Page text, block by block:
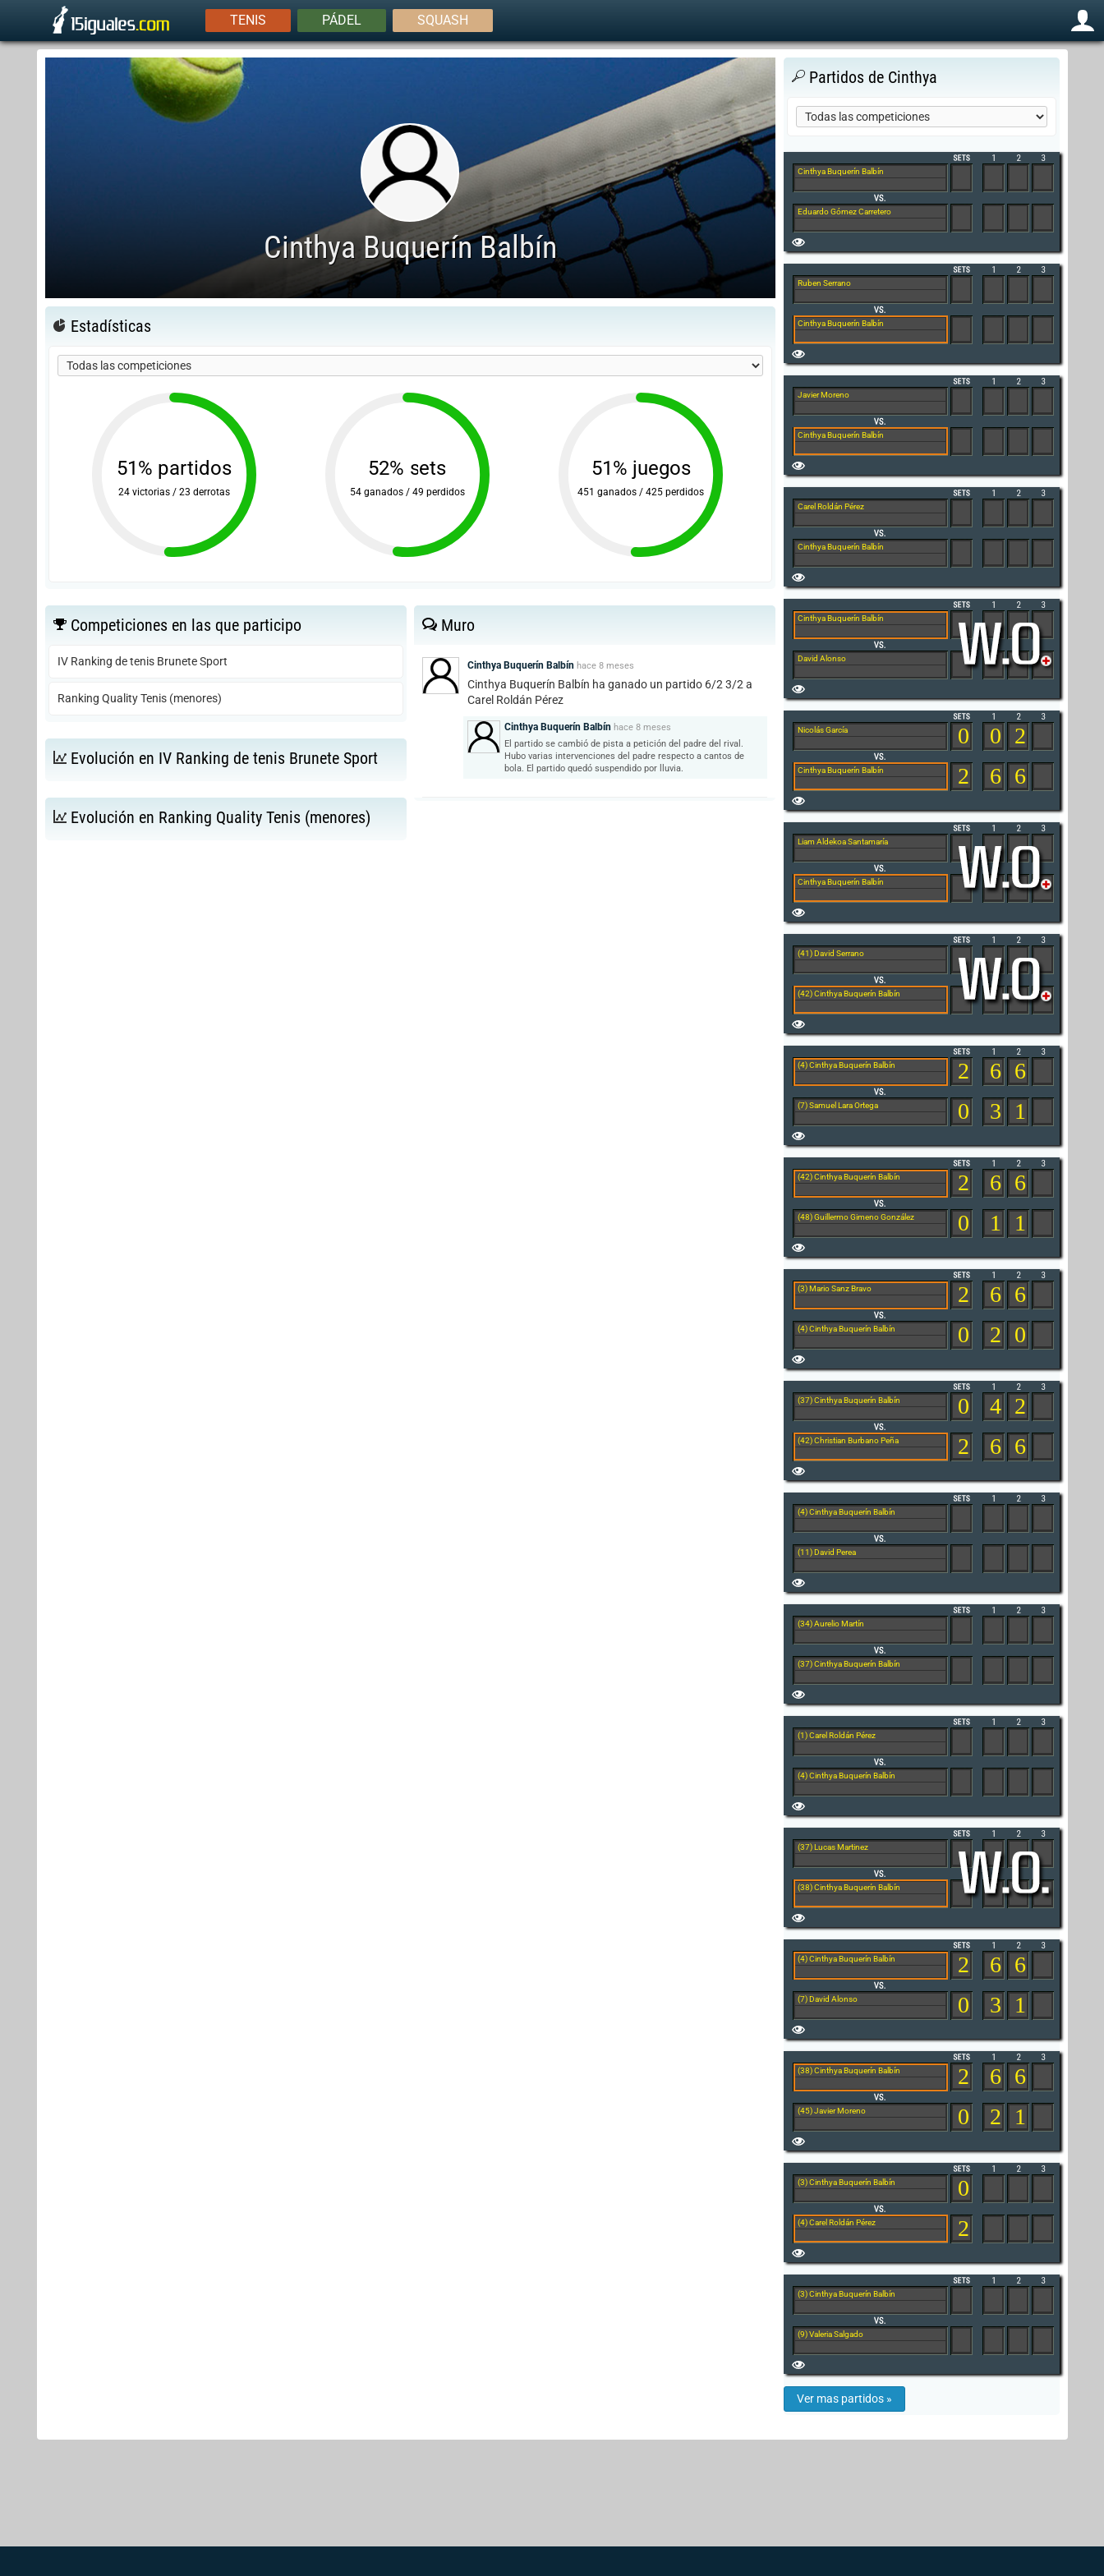
TENIS PÁDEL SQUASH
Cinthya Buquerín Balbín
Estadísticas
51% partidos
24 victorias / 23 derrotas
52% sets
54 ganados / 49 perdidos
51% juegos
451 ganados / 425 perdidos
Competiciones en las que participo
IV Ranking de tenis Brunete Sport
Ranking Quality Tenis (menores)
Evolución en IV Ranking de tenis Brunete Sport
Evolución en Ranking Quality Tenis (menores)
Muro
Cinthya Buquerín Balbín hace 8 meses
Cinthya Buquerín Balbín ha ganado un partido 6/2 3/2 a
Carel Roldán Pérez
Cinthya Buquerín Balbín hace 8 meses
El partido se cambió de pista a petición del padre del rival.
Hubo varias intervenciones del padre respecto a cantos de
bola. El partido quedó suspendido por lluvia.
Partidos de Cinthya
Cinthya Buquerín Balbín
Eduardo Gómez Carretero
Ruben Serrano
Cinthya Buquerín Balbín
Javier Moreno
Cinthya Buquerín Balbín
Carel Roldán Pérez
Cinthya Buquerín Balbín
Cinthya Buquerín Balbín
David Alonso
Nicolás García
Cinthya Buquerín Balbín
0
2
0 2
6 6
Liam Aldekoa Santamaría
Cinthya Buquerín Balbín
(41) David Serrano
(42) Cinthya Buquerín Balbín
(4) Cinthya Buquerín Balbín
(7) Samuel Lara Ortega
2
0
6 6
3
1
(42) Cinthya Buquerín Balbín
(48) Guillermo Gimeno González
2
0
6 6
1
1
(3) Mario Sanz Bravo
(4) Cinthya Buquerín Balbín
2
0
6 6
2 0
(37) Cinthya Buquerín Balbín
(42) Christian Burbano Peña
0
2
4 2
6 6
(4) Cinthya Buquerín Balbín
(11) David Perea
(34) Aurelio Martín
(37) Cinthya Buquerín Balbín
(1) Carel Roldán Pérez
(4) Cinthya Buquerín Balbín
(37) Lucas Martinez
(38) Cinthya Buquerín Balbín
(4) Cinthya Buquerín Balbín
(7) David Alonso
2
0
6 6
3
1
(38) Cinthya Buquerín Balbín
(45) Javier Moreno
2
0
6 6
2
1
(3) Cinthya Buquerín Balbín
(4) Carel Roldán Pérez
0
2
(3) Cinthya Buquerín Balbín
(9) Valeria Salgado
Ver mas partidos »